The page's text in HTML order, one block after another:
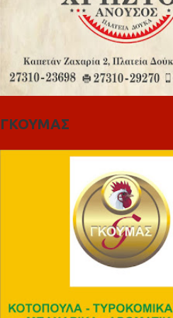
ΓΚΟΥΜΑΣ